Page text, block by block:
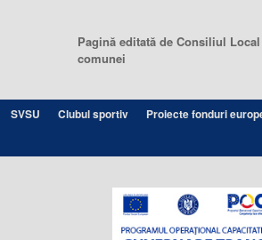
Pagină editată de Consiliul
comunei
SVSU Clubul sportiv
Proiecte fonduri